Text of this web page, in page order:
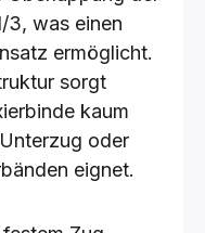
3, was einen
ermöglicht.
sorgt
kaum
oder
eignet.